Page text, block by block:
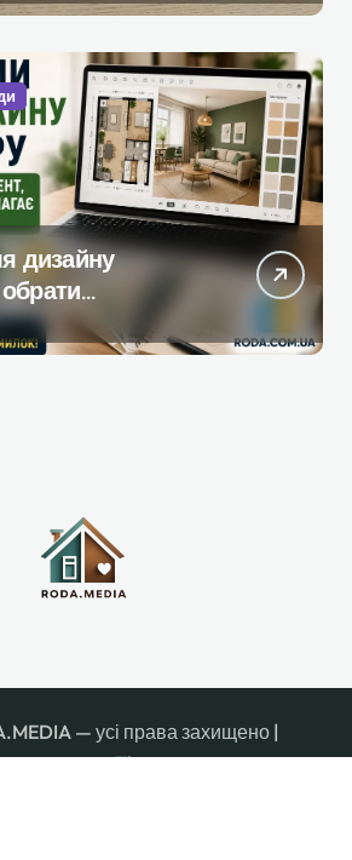
дизайну
обрати
реально
час ремонту
— усі права захищено |
автор:Themeansar.